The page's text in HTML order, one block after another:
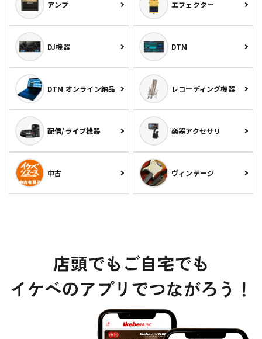
アンプ エフェクター
DJ機器 DTM
DTM オンライン納品 レコーディング機器
配信/ライブ機器 楽器アクセサリ
中古 ヴィンテージ